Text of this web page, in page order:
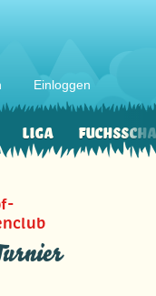
Einloggen
Liga